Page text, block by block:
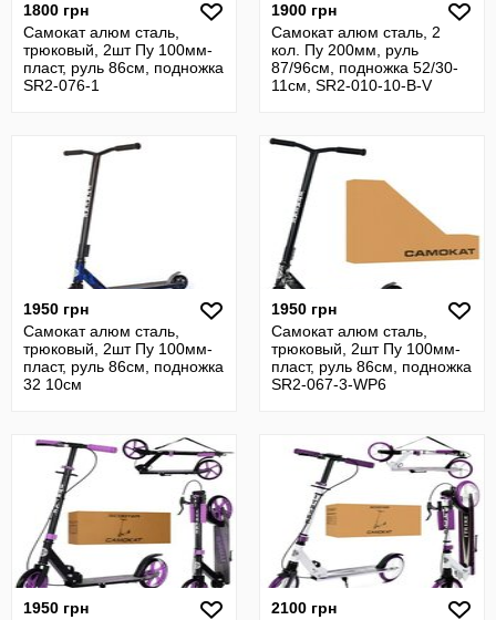
1800 грн
Самокат алюм сталь,
трюковый, 2шт Пу 100мм-
пласт, руль 86см, подножка
SR2-076-1
1900 грн
Самокат алюм сталь, 2
кол. Пу 200мм, руль
87/96см, подножка 52/30-
11см, SR2-010-10-B-V
1950 грн
Самокат алюм сталь,
трюковый, 2шт Пу 100мм-
пласт, руль 86см, подножка
32 10см
1950 грн
Самокат алюм сталь,
трюковый, 2шт Пу 100мм-
пласт, руль 86см, подножка
SR2-067-3-WP6
1950 грн
2100 грн